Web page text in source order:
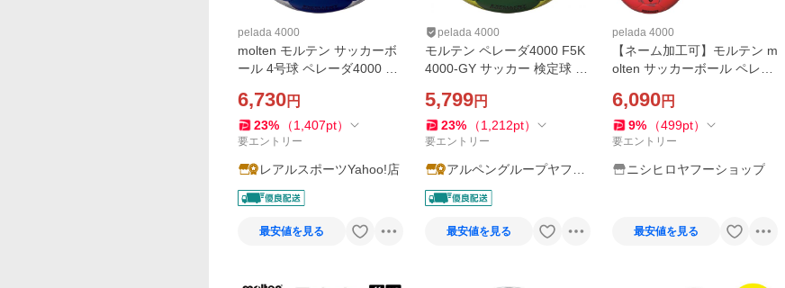
pelada 4000
molten モルテン サッカーボ
ール 4号球 ペレーダ4000 青
球 サッカー用品 手縫い 高耐
摩耗 撥水 ブルー 小学生用
6,730円
23% （1,407pt）
要エントリー
レアルスポーツYahoo!店
最安値を見る
pelada 4000
モルテン ペレーダ4000 F5K
4000-GY サッカー 検定球 5
5,799円
23% （1,212pt）
要エントリー
アルペングループヤフー
店
最安値を見る
pelada 4000
【ネーム加工可】モルテン m
olten サッカーボール ペレー
皮革 検定球 F5K4000
6,090円
9% （499pt）
要エントリー
ニシヒロヤフーショップ
最安値を見る